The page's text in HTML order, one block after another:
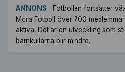
ANNONS
Fotbollen fortsätter
Mora Fotboll över 700
aktiva. Det är en utveckling som
barnkullarna blir mindre.